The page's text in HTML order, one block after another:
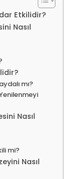
Etkilidir?
Nasıl
mı?
Nasıl
mi?
Nasıl